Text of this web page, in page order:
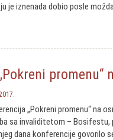
je iznenada dobio posle
promenu“
„Pokreni promenu“ na
sa invaliditetom – Bosifestu,
dana konferencije govorilo